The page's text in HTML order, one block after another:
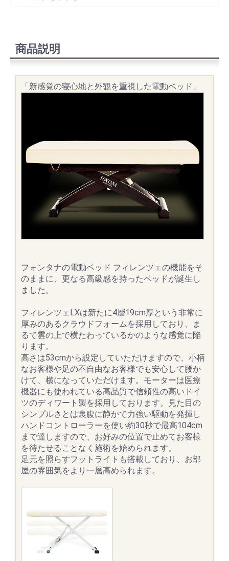
商品説明
「新感覚の寝心地と外観を重視した電動ベッド」
フォンタナの電動ベッド フィレンツェの機能をそ
のままに、更なる高級感を持ったベッドが誕生し
ました。
フィレンツェLXは新たに4層19cm厚という非常に
厚みのあるクラウドフォームを採用しており、ま
るで雲の上で横たわっているかのような感覚に陥
ります。
高さは53cmから設定していただけますので、小柄
なお客様や足の不自由なお客様でも安心して腰か
けて、横になっていただけます。モーターは医療
機器にも使われている高品質で信頼性の高いドイ
ツのディワート製を採用しております。見た目の
シンプルさとは裏腹に静かで力強い駆動を発揮し
ハンドコントローラーを使い約30秒で最高104cm
まで達しますので、お好みの位置で止めてお客様
を待たせることなく施術を始められます。
足元を照らすフットライトも搭載しており、お部
屋の雰囲気をより一層高められます。